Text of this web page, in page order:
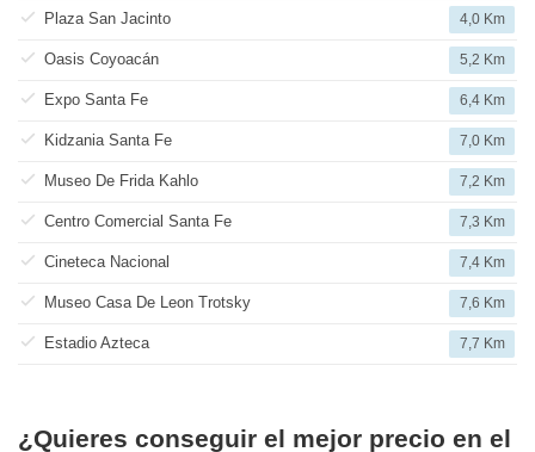
Plaza San Jacinto 4,0 Km
Oasis Coyoacán 5,2 Km
Expo Santa Fe 6,4 Km
Kidzania Santa Fe 7,0 Km
Museo De Frida Kahlo 7,2 Km
Centro Comercial Santa Fe 7,3 Km
Cineteca Nacional 7,4 Km
Museo Casa De Leon Trotsky 7,6 Km
Estadio Azteca 7,7 Km
¿Quieres conseguir el mejor precio en el